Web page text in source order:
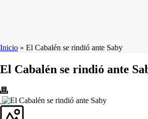
Inicio » El Cabalén se rindió ante Saby
El Cabalén se rindió ante